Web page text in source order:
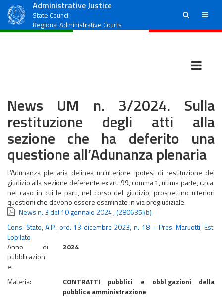
Administrative Justice
State Council
Regional Administrative Courts
ricerca menu
News UM n. 3/2024. Sulla
restituzione degli atti alla
sezione che ha deferito una
questione all’Adunanza plenaria
L’Adunanza plenaria delinea un’ulteriore ipotesi di restituzione del
giudizio alla sezione deferente ex art. 99, comma 1, ultima parte, c.p.a.
nel caso in cui le parti, nel corso del giudizio, prospettino ulteriori
questioni che devono essere esaminate in via pregiudiziale.
News n. 3 del 10 gennaio 2024,(280635kb)
Cons. Stato, A.P., ord. 13 dicembre 2023, n. 18 – Pres. Maruotti, Est.
Lopilato
Anno di
pubblicazion
e:
2024
Materia:
CONTRATTI pubblici e obbligazioni della
pubblica amministrazione